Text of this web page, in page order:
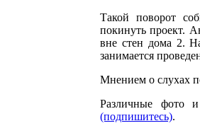
Такой поворот
покинуть проект.
вне стен дома 2.
занимается
Мнением о слухах
Различные фото
(подпишитесь).